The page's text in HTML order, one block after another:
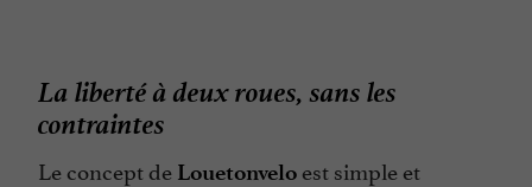
La liberté à deux roues, sans les
contraintes
Le concept de Louetonvelo est simple et